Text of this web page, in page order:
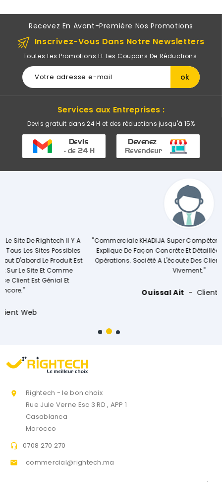
Recevez En Avant-Première Nos Promotions
Inscrivez-Vous Dans Notre Newsletters
Toutes Les Promotions Et Les Coupons De Réductions.
Services aux Entreprises :
Devis gratuit dans 24 H et des réductions jusqu'à 15%
A
"Commerciale KHADIJA Super Compétente Qui Aide, Conseille,
Explique De Façon Concrète Et Détaillée Le Déroulement Des
Opérations. Société A L'écoute Des Clients, Je Recommande
Client Web

Rightech - le bon choix
Rue Jule Verne Esc 3 RD , APP 1
Casablanca
Morocco
 0708 270 270
 commercial@rightech.ma